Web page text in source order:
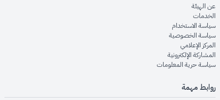
عن الهيئةopens in new window
الخدماتopens in new window
سياسة الاستخدام
سياسة الخصوصيةopens in new window
المركز الإعلاميopens in new window
المشاركة الإلكترونيةopens in new window
سياسة حرية المعلوماتopens in new window
روابط مهمة